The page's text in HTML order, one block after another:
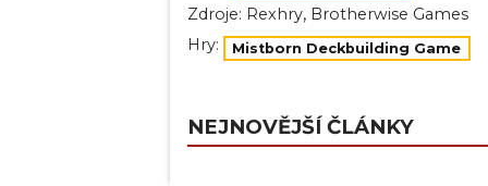
Zdroje: Rexhry, Brotherwise Games
Hry:
Mistborn Deckbuilding Game
NEJNOVĚJŠÍ ČLÁNKY